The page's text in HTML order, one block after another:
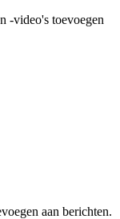
-video's toevoegen
aan berichten.